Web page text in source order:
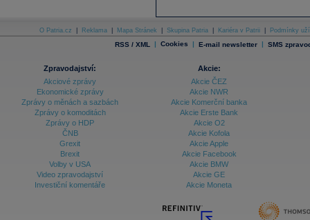
O Patria.cz Reklama Mapa Stránek Skupina Patria Kariéra v Patrii Podmínky
RSS / XML | Cookies | E-mail newsletter | SMS
Zpravodajství:
Akciové zprávy
Ekonomické zprávy
Zprávy o měnách a sazbách
Zprávy o komoditách
Zprávy o HDP
ČNB
Grexit
Brexit
Volby v USA
Video zpravodajství
Investiční komentáře
Akcie:
Akcie ČEZ
Akcie NWR
Akcie Komerční banka
Akcie Erste Bank
Akcie O2
Akcie Kofola
Akcie Apple
Akcie Facebook
Akcie BMW
Akcie GE
Akcie Moneta